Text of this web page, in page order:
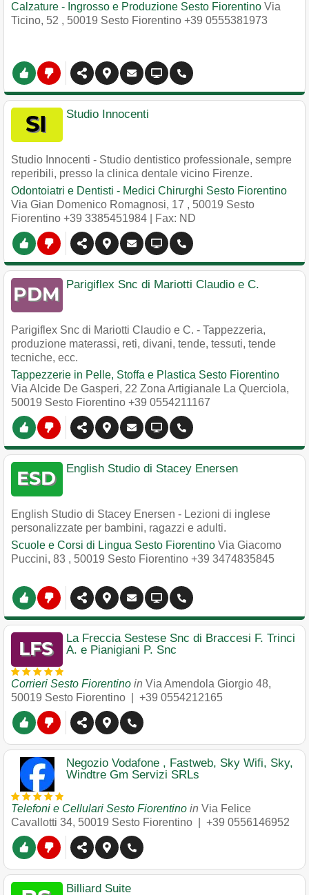
Calzature - Ingrosso e Produzione Sesto Fiorentino Via
Ticino, 52 , 50019 Sesto Fiorentino +39 0555381973
Studio Innocenti
Studio Innocenti - Studio dentistico professionale, sempre
reperibili, presso la clinica dentale vicino Firenze.
Odontoiatri e Dentisti - Medici Chirurghi Sesto Fiorentino
Via Gian Domenico Romagnosi, 17 , 50019 Sesto
Fiorentino +39 3385451984 | Fax: ND
Parigiflex Snc di Mariotti Claudio e C.
Parigiflex Snc di Mariotti Claudio e C. - Tappezzeria,
produzione materassi, reti, divani, tende, tessuti, tende
tecniche, ecc.
Tappezzerie in Pelle, Stoffa e Plastica Sesto Fiorentino
Via Alcide De Gasperi, 22 Zona Artigianale La Querciola,
50019 Sesto Fiorentino +39 0554211167
English Studio di Stacey Enersen
English Studio di Stacey Enersen - Lezioni di inglese
personalizzate per bambini, ragazzi e adulti.
Scuole e Corsi di Lingua Sesto Fiorentino Via Giacomo
Puccini, 83 , 50019 Sesto Fiorentino +39 3474835845
La Freccia Sestese Snc di Braccesi F. Trinci
A. e Pianigiani P. Snc
Corrieri Sesto Fiorentino in Via Amendola Giorgio 48,
50019 Sesto Fiorentino +39 0554212165
Negozio Vodafone , Fastweb, Sky Wifi, Sky,
Windtre Gm Servizi SRLs
Telefoni e Cellulari Sesto Fiorentino in Via Felice
Cavallotti 34, 50019 Sesto Fiorentino +39 0556146952
Billiard Suite